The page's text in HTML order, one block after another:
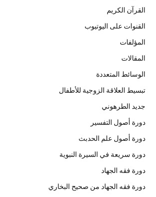
القرآن الكريم
القنوات على اليوتيوب
المؤلفات
المقالات
الوسائط المتعددة
تبسيط العلاقة الزوجية للأطفال
جديد الطرهوني
دورة أصول التفسير
دورة أصول علم الحدبث
دورة سريعة في السيرة النبوية
دورة فقه الجهاد
دورة فقه الجهاد من صحيح البخاري